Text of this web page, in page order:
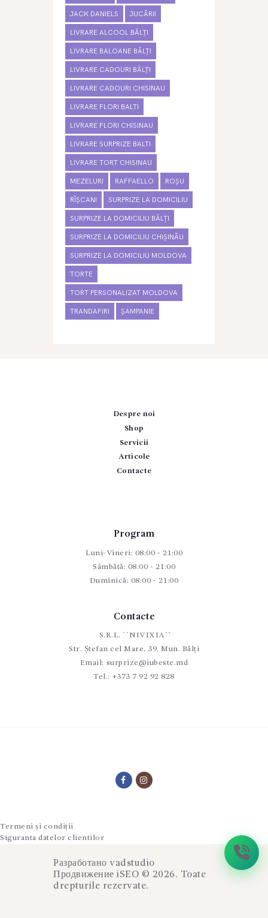
JACK DANIELS JUCĂRII
LIVRARE ALCOOL BĂLȚI
LIVRARE BALOANE BĂLȚI
LIVRARE CADOURI BĂLȚI
LIVRARE CADOURI CHISINAU
LIVRARE FLORI BALTI
LIVRARE FLORI CHISINAU
LIVRARE SURPRIZE BALTI
LIVRARE TORT CHISINAU
MEZELURI RAFFAELLO ROȘU
RÎȘCANI SURPRIZE LA DOMICILIU
SURPRIZE LA DOMICILIU BĂLȚI
SURPRIZE LA DOMICILIU CHIȘINĂU
SURPRIZE LA DOMICILIU MOLDOVA
TORTE
TORT PERSONALIZAT MOLDOVA
TRANDAFIRI ȘAMPANIE
Despre noi
Shop
Servicii
Articole
Contacte
Program
Luni-Vineri: 08:00 - 21:00
Sâmbătă: 08:00 - 21:00
Duminică: 08:00 - 21:00
Contacte
S.R.L. ``NIVIXIA``
Str. Ștefan cel Mare, 39. Mun. Bălți
Email: surprize@iubeste.md
Tel.: +373 7 92 92 828
Termeni și condiții
Siguranta datelor clientilor
Разработано vadstudio
Продвижение iSEO © 2026. Toate
drepturile rezervate.